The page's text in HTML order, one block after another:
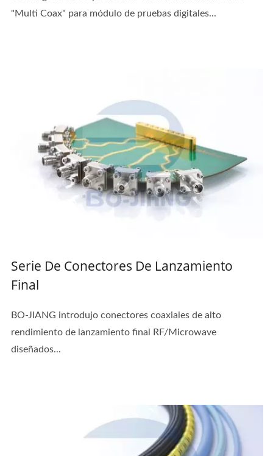
"Multi Coax" para módulo de pruebas digitales...
Serie De Conectores De Lanzamiento
Final
BO-JIANG introdujo conectores coaxiales de alto
rendimiento de lanzamiento final RF/Microwave
diseñados...